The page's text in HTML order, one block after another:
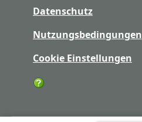
Datenschutz
Nutzungsbedingungen
Cookie Einstellungen